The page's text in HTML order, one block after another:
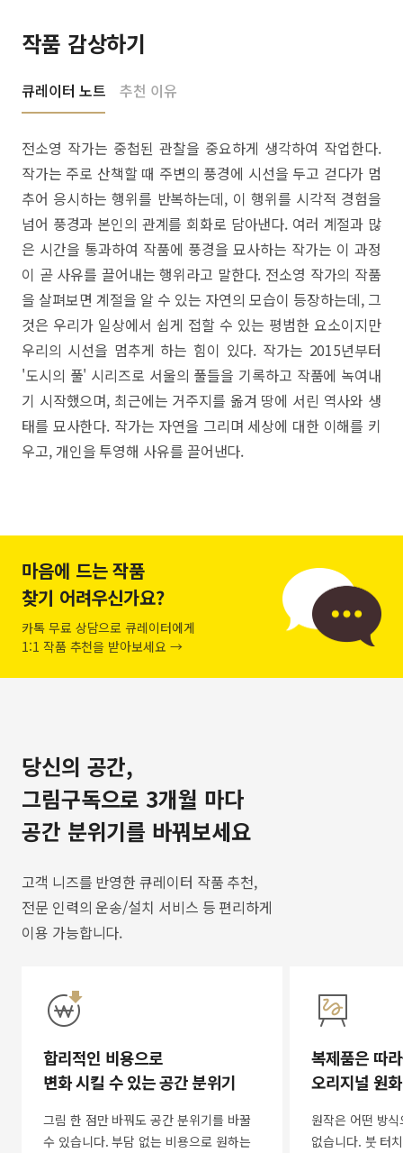
작품 감상하기
큐레이터 노트 추천 이유
전소영 작가는 중첩된 관찰을 중요하게 생각하여 작업한다.
작가는 주로 산책할 때 주변의 풍경에 시선을 두고 걷다가 멈
추어 응시하는 행위를 반복하는데, 이 행위를 시각적 경험을
넘어 풍경과 본인의 관계를 회화로 담아낸다. 여러 계절과 많
은 시간을 통과하여 작품에 풍경을 묘사하는 작가는 이 과정
이 곧 사유를 끌어내는 행위라고 말한다. 전소영 작가의 작품
을 살펴보면 계절을 알 수 있는 자연의 모습이 등장하는데, 그
것은 우리가 일상에서 쉽게 접할 수 있는 평범한 요소이지만
우리의 시선을 멈추게 하는 힘이 있다. 작가는 2015년부터
'도시의 풀' 시리즈로 서울의 풀들을 기록하고 작품에 녹여내
기 시작했으며, 최근에는 거주지를 옮겨 땅에 서린 역사와 생
태를 묘사한다. 작가는 자연을 그리며 세상에 대한 이해를 키
우고, 개인을 투영해 사유를 끌어낸다.
마음에 드는 작품
찾기 어려우신가요?
카톡 무료 상담으로 큐레이터에게
1:1 작품 추천을 받아보세요 →
당신의 공간,
그림구독으로 3개월 마다
공간 분위기를 바꿔보세요
고객 니즈를 반영한 큐레이터 작품 추천,
전문 인력의 운송/설치 서비스 등 편리하게
이용 가능합니다.
합리적인 비용으로
변화 시킬 수 있는 공간 분위기
그림 한 점만 바꿔도 공간 분위기를 바꿀
수 있습니다. 부담 없는 비용으로 원하는
복제품은 따
오리지널 원
원작은 어떤 방
없습니다. 붓 터